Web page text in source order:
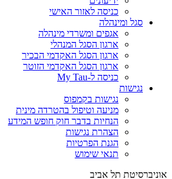
כניסה לאזור האישי
סגל ומינהלה
אגפים ומשרדי מינהלה
ארגון הסגל המנהלי
ארגון הסגל האקדמי הבכיר
ארגון הסגל האקדמי הזוטר
כניסה ל-My Tau
נגישות
נגישות בקמפוס
מניעה וטיפול בהטרדה מינית
הנחיות בדבר חוק חופש המידע
הצהרת נגישות
הגנת הפרטיות
תנאי שימוש
אוניברסיטת תל אביב